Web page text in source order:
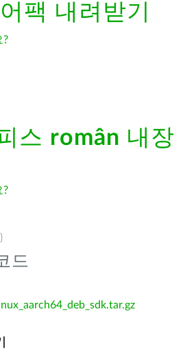
팩 내려받기
?
스 român 내장
?
)
드